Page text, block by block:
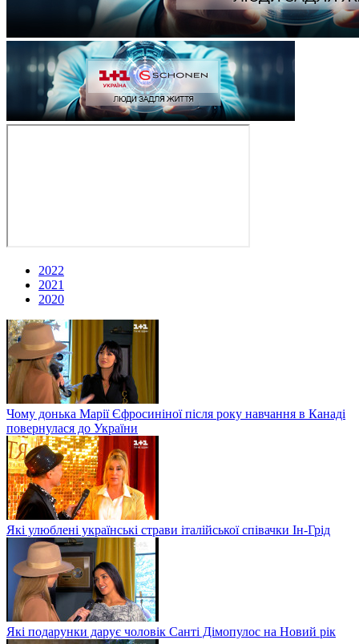
2022
2021
2020
Чому донька Марії Єфросиніної після року навчання в Канаді
повернулася до України
Які улюблені українські страви італійської співачки Ін-Грід
Які подарунки дарує чоловік Санті Дімопулос на Новий рік